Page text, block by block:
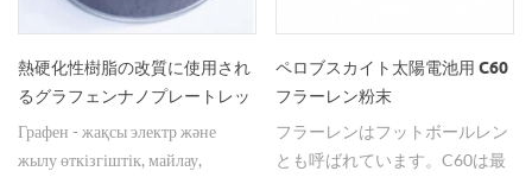
熱硬化性樹脂の改質に使用され
るグラフェンナノプレートレッ
ト
Графен - жақсы электр және
жылу өткізгіштік, майлау,
ペロブスカイト太陽電池用 C60
フラーレン粉末
フラーレンはフットボールレン
とも呼ばれています。C60は最